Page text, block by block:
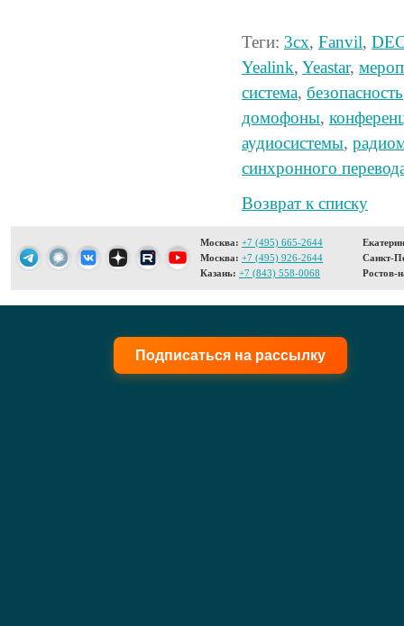
Теги: 3cx, Fanvil,
Yealink, Yeastar,
система, безопасность
домофоны,
аудиосистемы,
синхронного
Возврат к списку
Москва: +7 (495) 665-2644
Москва: +7 (495) 926-2644
Казань: +7 (843) 558-0068
Санкт-
Ростов-
Подписаться на рассылку